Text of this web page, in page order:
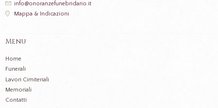
info@onoranzefunebridario.it
Mappa & Indicazioni
Menu
Home
Funerali
Lavori Cimiteriali
Memoriali
Contatti